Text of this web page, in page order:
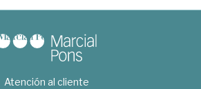
Atención al cliente